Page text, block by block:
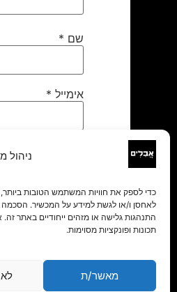
ניהול
לאחסן ו/או לגשת למידע על המכשיר. הסכמה
התנהגות גלישה או מזהים ייחודיים באתר
תכונות ופונקציות מסוימות.
מאשר/ת
שם *
אימייל *